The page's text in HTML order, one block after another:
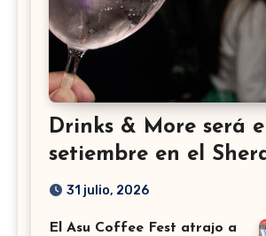
Drinks & More será
setiembre en el
31 julio, 2026
El Asu Coffee Fest atrajo a